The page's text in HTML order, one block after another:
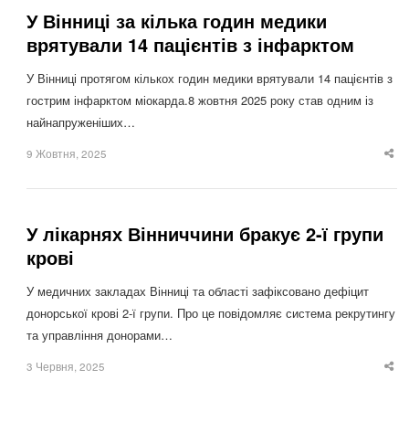
У Вінниці за кілька годин медики
врятували 14 пацієнтів з інфарктом
У Вінниці протягом кількох годин медики врятували 14 пацієнтів з
гострим інфарктом міокарда.8 жовтня 2025 року став одним із
найнапруженіших…
9 Жовтня, 2025
У лікарнях Вінниччини бракує 2-ї групи
крові
У медичних закладах Вінниці та області зафіксовано дефіцит
донорської крові 2-ї групи. Про це повідомляє система рекрутингу
та управління донорами…
3 Червня, 2025